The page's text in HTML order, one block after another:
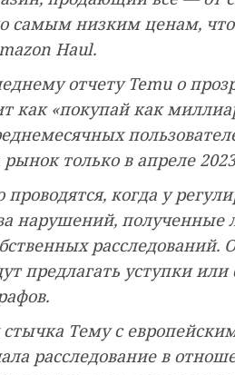
самым низким ценам,
Haul.
отчету Temu о
как «покупай как
только в апреле
когда у
нарушений, полученные
предлагать уступки
стычка Тему с
расследование в